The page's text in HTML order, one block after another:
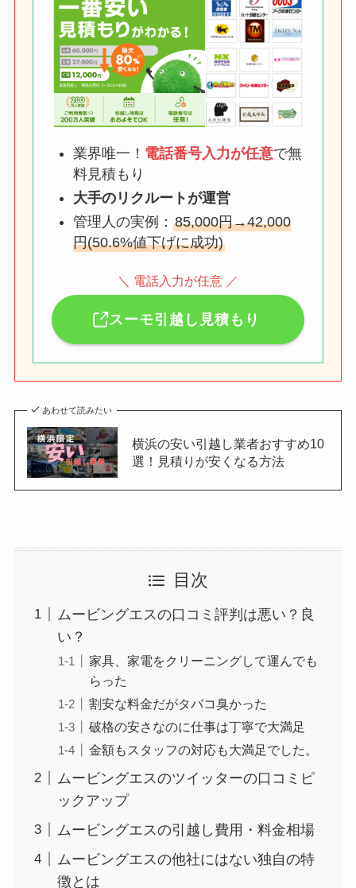
業界唯一！ 電話番号入力が任意で無
料見積もり
大手のリクルートが運営
管理人の実例： 85,000円→42,000
円(50.6%値下げに成功)
＼ 電話入力が任意 ／
スーモ引越し見積もり
あわせて読みたい
横浜の安い引越し業者おすすめ10
選！見積りが安くなる方法
目次
ムービングエスの口コミ評判は悪い？良
い？
家具、家電をクリーニングして運んでも
らった
割安な料金だがタバコ臭かった
破格の安さなのに仕事は丁寧で大満足
金額もスタッフの対応も大満足でした。
ムービングエスのツイッターの口コミピ
ックアップ
ムービングエスの引越し費用・料金相場
ムービングエスの他社にはない独自の特
徴とは